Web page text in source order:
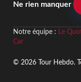
Ne rien manquer
Notre équipe : Le
Car
© 2026 Tour Hebdo.